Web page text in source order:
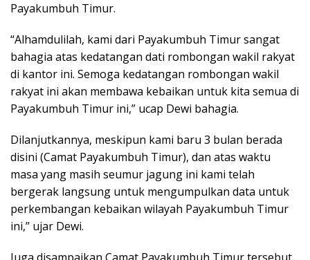
Payakumbuh Timur.
“Alhamdulilah, kami dari Payakumbuh Timur sangat
bahagia atas kedatangan dati rombongan wakil rakyat
di kantor ini. Semoga kedatangan rombongan wakil
rakyat ini akan membawa kebaikan untuk kita semua di
Payakumbuh Timur ini,” ucap Dewi bahagia.
Dilanjutkannya, meskipun kami baru 3 bulan berada
disini (Camat Payakumbuh Timur), dan atas waktu
masa yang masih seumur jagung ini kami telah
bergerak langsung untuk mengumpulkan data untuk
perkembangan kebaikan wilayah Payakumbuh Timur
ini,” ujar Dewi.